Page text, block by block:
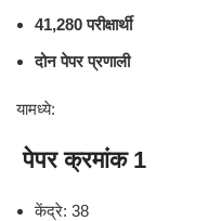
41,280 परीक्षार्थी
दोन पेपर प्रणाली
यामध्ये:
पेपर क्रमांक 1
केंद्रे: 38